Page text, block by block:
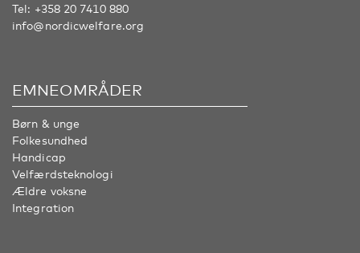
Tel: +358 20 7410 880
info@nordicwelfare.org
EMNEOMRÅDER
Børn & unge
Folkesundhed
Handicap
Velfærdsteknologi
Ældre voksne
Integration